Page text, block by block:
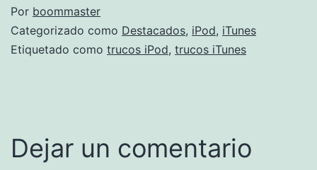
Por boommaster
Categorizado como Destacados, iPod, iTunes
Etiquetado como trucos iPod, trucos iTunes
Dejar un comentario